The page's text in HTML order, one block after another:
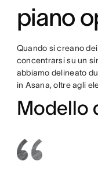
piano
Quando si creano
concentrarsi su un
abbiamo delineato
in Asana, oltre agli
Modello